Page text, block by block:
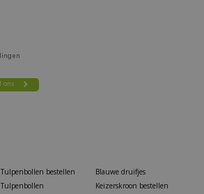
Tulpenbollen bestellen
Tulpenbollen
Blauwe druifjes
Keizerskroon bestellen